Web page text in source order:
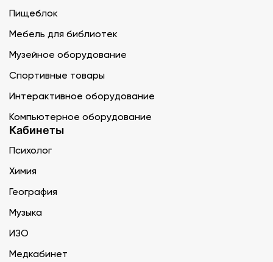
Пищеблок
Мебель для библиотек
Музейное оборудование
Спортивные товары
Интерактивное оборудование
Компьютерное оборудование
Кабинеты
Психолог
Химия
География
Музыка
ИЗО
Медкабинет